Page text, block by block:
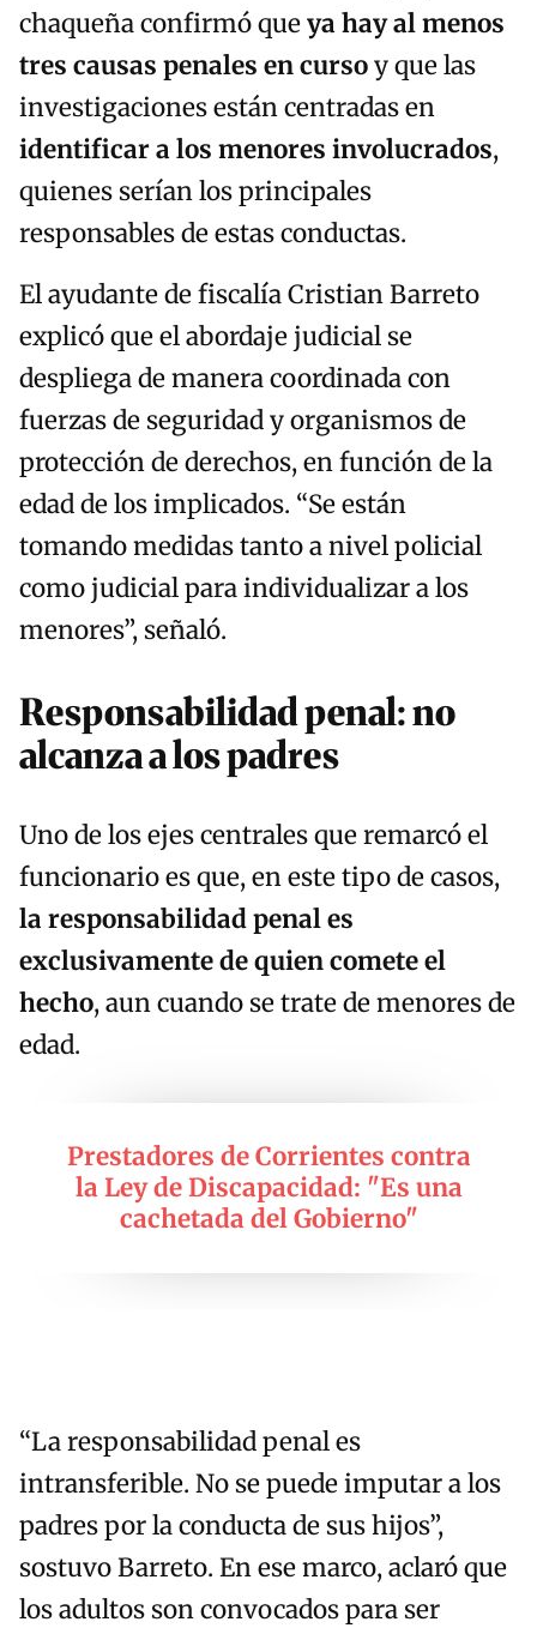
chaqueña confirmó queya hay al menos
tres causas penales en cursoy que las
investigaciones están centradas en
identificar a los menores involucrados,
quienes serían los principales
responsables de estas conductas.
El ayudante de fiscalía Cristian Barreto
explicó que el abordaje judicial se
despliega de manera coordinada con
fuerzas de seguridad y organismos de
protección de derechos, en función de la
edad de los implicados. “Se están
tomando medidas tanto a nivel policial
como judicial para individualizar a los
menores”, señaló.
Responsabilidad penal: no
alcanza a los padres
Uno de los ejes centrales que remarcó el
funcionario es que, en este tipo de casos,
la responsabilidad penal es
exclusivamente de quien comete el
hecho, aun cuando se trate de menores de
edad.
Prestadores de Corrientes contra
la Ley de Discapacidad: "Es una
cachetada del Gobierno"
“La responsabilidad penal es
intransferible. No se puede imputar a los
padres por la conducta de sus hijos”,
sostuvo Barreto. En ese marco, aclaró que
los adultos son convocados para ser